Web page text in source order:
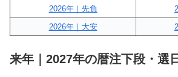
2026年｜先負
2026年｜大安
来年｜2027年の暦注下段・選日